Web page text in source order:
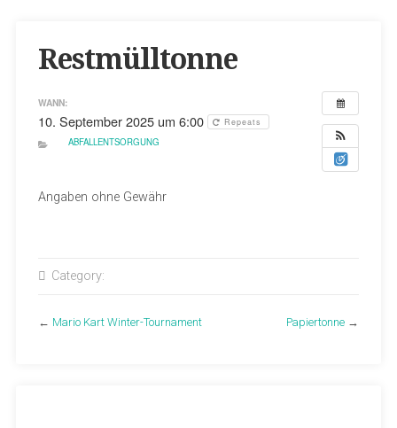
Restmülltonne
WANN:
10. September 2025 um 6:00 Repeats
ABFALLENTSORGUNG
Angaben ohne Gewähr
Category:
← Mario Kart Winter-Tournament Papiertonne →